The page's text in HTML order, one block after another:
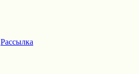
Рассылка